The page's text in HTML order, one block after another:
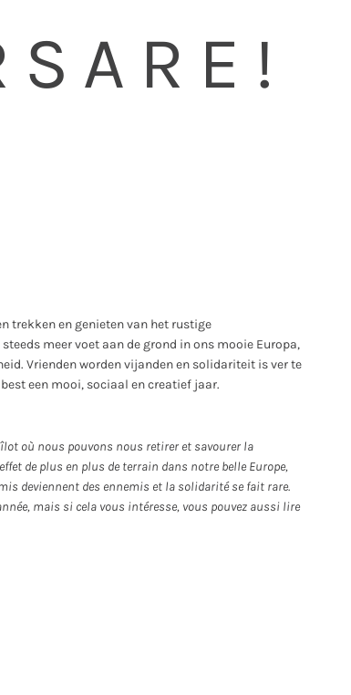
trekken en genieten van het rustige
meer voet aan de grond in ons mooie Europa,
Vrienden worden vijanden en solidariteit is ver te
een mooi, sociaal en creatief jaar.
îlot où nous pouvons nous retirer et savourer la
de plus en plus de terrain dans notre belle Europe,
deviennent des ennemis et la solidarité se fait rare.
mais si cela vous intéresse, vous pouvez aussi lire